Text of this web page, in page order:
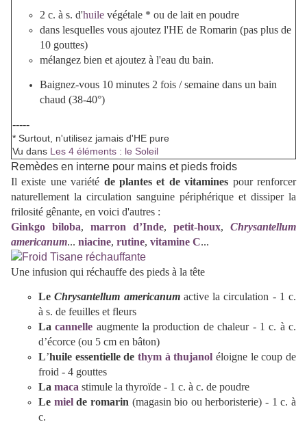
2 c. à s. d'huile végétale * ou de lait en poudre
dans lesquelles vous ajoutez l'HE de Romarin (pas plus de
10 gouttes)
mélangez bien et ajoutez à l'eau du bain.
Baignez-vous 10 minutes 2 fois / semaine dans un bain
chaud (38-40°)
-----
* Surtout, n'utilisez jamais d'HE pure
Vu dans Les 4 éléments : le Soleil
Remèdes en interne pour mains et pieds froids
Il existe une variété de plantes et de vitamines pour renforcer
naturellement la circulation sanguine périphérique et dissiper la
frilosité gênante, en voici d'autres :
Ginkgo biloba, marron d’Inde, petit-houx, Chrysantellum
americanum... niacine, rutine, vitamine C...
Une infusion qui réchauffe des pieds à la tête
LeChrysantellum americanum active la circulation - 1 c.
à s. de feuilles et fleurs
Lacannelle augmente la production de chaleur - 1 c. à c.
d’écorce (ou 5 cm en bâton)
L’huile essentielle de thym à thujanol éloigne le coup de
froid - 4 gouttes
La maca stimule la thyroïde - 1 c. à c. de poudre
Le mielde romarin (magasin bio ou herboristerie) - 1 c. à
c.